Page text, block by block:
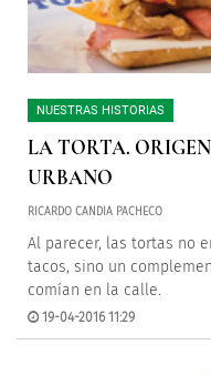
NUESTRAS HISTORIAS
LA TORTA.
URBANO
RICARDO CANDIA PACHECO
Al parecer, las tortas no
tacos, sino un
comían en la calle.
19-04-2016 11:29